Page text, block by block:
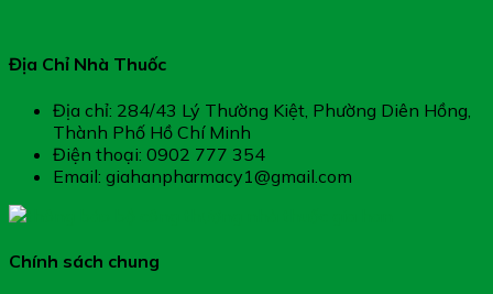
Địa Chỉ Nhà Thuốc
Địa chỉ: 284/43 Lý Thường Kiệt, Phường Diên Hồng,
Thành Phố Hồ Chí Minh
Điện thoại: 0902 777 354
Email: giahanpharmacy1@gmail.com
Chính sách chung